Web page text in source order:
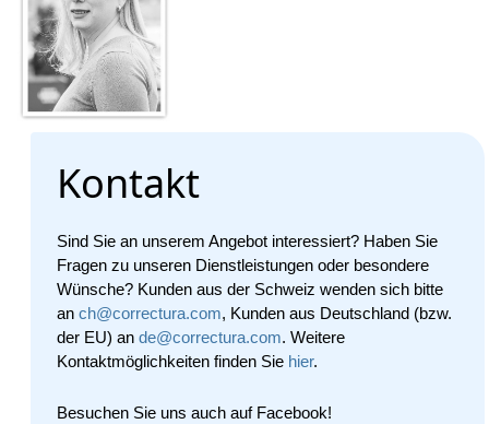
Kontakt
Sind Sie an unserem Angebot interessiert? Haben Sie
Fragen zu unseren Dienstleistungen oder besondere
Wünsche? Kunden aus der Schweiz wenden sich bitte
anch@correctura.com, Kunden aus Deutschland (bzw.
der EU) ande@correctura.com. Weitere
Kontaktmöglichkeiten finden Sie hier.
Besuchen Sie uns auch auf Facebook!